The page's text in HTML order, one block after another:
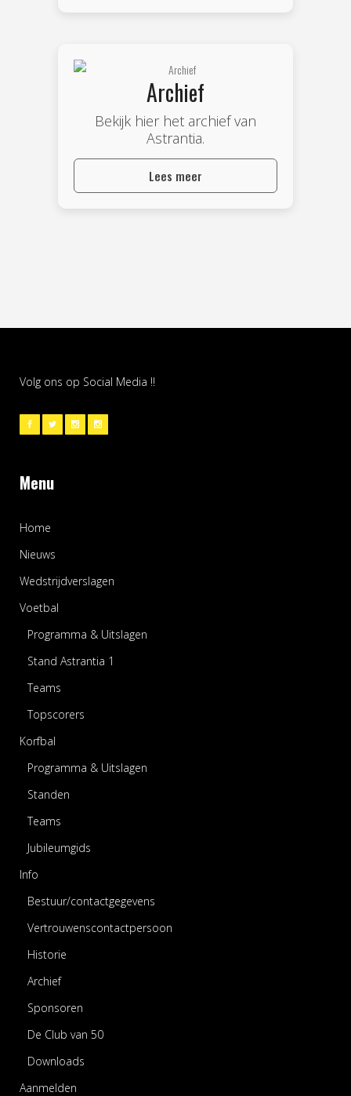
Archief
Bekijk hier het archief van
Astrantia.
Lees meer
Volg ons op Social Media !!
Menu
Home
Nieuws
Wedstrijdverslagen
Voetbal
Programma & Uitslagen
Stand Astrantia 1
Teams
Topscorers
Korfbal
Programma & Uitslagen
Standen
Teams
Jubileumgids
Info
Bestuur/contactgegevens
Vertrouwenscontactpersoon
Historie
Archief
Sponsoren
De Club van 50
Downloads
Aanmelden